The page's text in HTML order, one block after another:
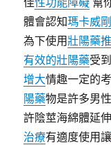
體會認知瑪卡威剛
為下使用壯陽藥
有效的壯陽藥受
增大情趣一定的
陽藥物是許多男
許陰莖海綿體延
治療有適度使用讓